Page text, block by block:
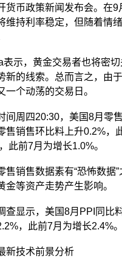
货币政策新闻发布会。在
维持利率稳定，但随着情
表示，黄金交易者也将密
新的线索。总而言之，由
一个动荡的交易日。
间周四20:30，美国8月零
售销售环比料上升0.2%，
此前7月为增长1.0%。
售销售数据素有“恐怖数据
金等资产走势产生影响。
查显示，美国8月PPI同比
，此前7月为增长2.4%。
新技术前景分析